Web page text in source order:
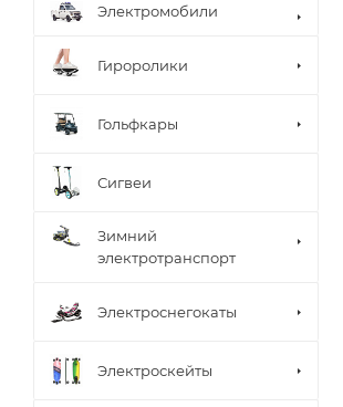
Электромобили
Гироролики
Гольфкары
Сигвеи
Зимний
электротранспорт
Электроснегокаты
Электроскейты